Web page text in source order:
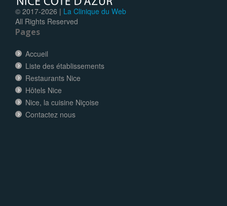
© 2017-2026 | La Clinique du Web
All Rights Reserved
Pages
Accueil
Liste des établissements
Restaurants Nice
Hôtels Nice
Nice, la cuisine Niçoise
Contactez nous